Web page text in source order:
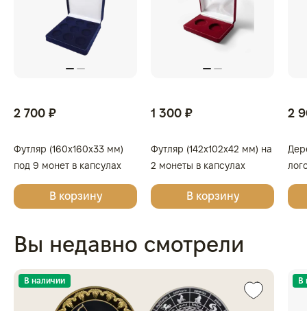
2 700 ₽
Футляр (160x160x33 мм)
под 9 монет в капсулах
(диаметр 44 мм), светло-
бордовыйВ корзину
1 300 ₽
Футляр (142x102x42 мм) на
2 монеты в капсулах
(диаметр 46 мм), светло-
бордовыйВ корзину
2
Вы недавно смотрели
В наличии В